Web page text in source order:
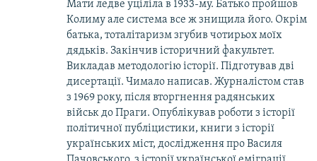
Мати ледве уціліла в 1933-му. Батько пройшов
Колиму але система все ж знищила його. Окрім
батька, тоталітаризм згубив чотирьох моїх
дядьків. Закінчив історичний факультет.
Викладав методологію історії. Підготував дві
дисертації. Чимало написав. Журналістом став
з 1969 року, після вторгнення радянських
військ до Праги. Опублікував роботи з історії
політичної публіцистики, книги з історії
українських міст, дослідження про Василя